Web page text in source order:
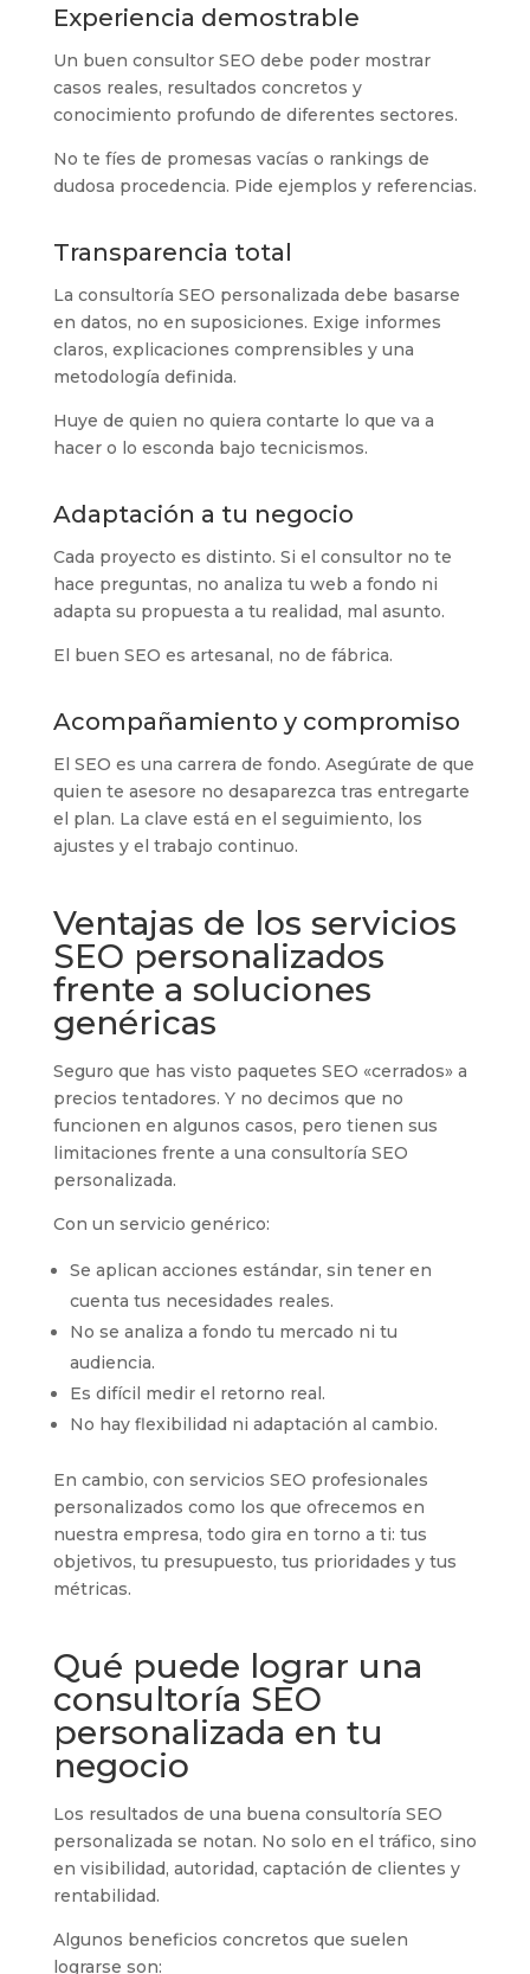
Experiencia demostrable
Un buen consultor SEO debe poder mostrar
casos reales, resultados concretos y
conocimiento profundo de diferentes sectores.
No te fíes de promesas vacías o rankings de
dudosa procedencia. Pide ejemplos y referencias.
Transparencia total
La consultoría SEO personalizada debe basarse
en datos, no en suposiciones. Exige informes
claros, explicaciones comprensibles y una
metodología definida.
Huye de quien no quiera contarte lo que va a
hacer o lo esconda bajo tecnicismos.
Adaptación a tu negocio
Cada proyecto es distinto. Si el consultor no te
hace preguntas, no analiza tu web a fondo ni
adapta su propuesta a tu realidad, mal asunto.
El buen SEO es artesanal, no de fábrica.
Acompañamiento y compromiso
El SEO es una carrera de fondo. Asegúrate de que
quien te asesore no desaparezca tras entregarte
el plan. La clave está en el seguimiento, los
ajustes y el trabajo continuo.
Ventajas de los servicios
SEO personalizados
frente a soluciones
genéricas
Seguro que has visto paquetes SEO «cerrados» a
precios tentadores. Y no decimos que no
funcionen en algunos casos, pero tienen sus
limitaciones frente a una consultoría SEO
personalizada.
Con un servicio genérico:
Se aplican acciones estándar, sin tener en
cuenta tus necesidades reales.
No se analiza a fondo tu mercado ni tu
audiencia.
Es difícil medir el retorno real.
No hay flexibilidad ni adaptación al cambio.
En cambio, con servicios SEO profesionales
personalizados como los que ofrecemos en
nuestra empresa, todo gira en torno a ti: tus
objetivos, tu presupuesto, tus prioridades y tus
métricas.
Qué puede lograr una
consultoría SEO
personalizada en tu
negocio
Los resultados de una buena consultoría SEO
personalizada se notan. No solo en el tráfico, sino
en visibilidad, autoridad, captación de clientes y
rentabilidad.
Algunos beneficios concretos que suelen
lograrse son: